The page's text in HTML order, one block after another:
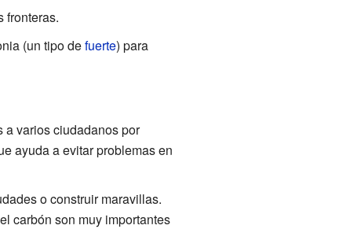
fronteras.
(un tipo defuerte) para
a varios ciudadanos por
ayuda a evitar problemas en
o construir maravillas.
carbón son muy importantes